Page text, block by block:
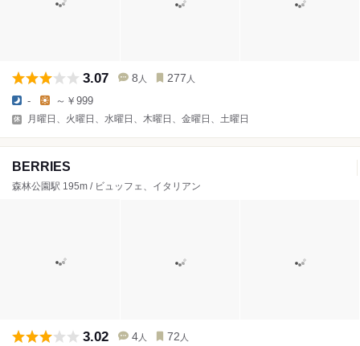
3.07 8 人 277 人
- ～￥999
月曜日、火曜日、水曜日、木曜日、金曜日、土曜日
BERRIES
森林公園駅 195m / ビュッフェ、イタリアン
3.02 4 人 72 人